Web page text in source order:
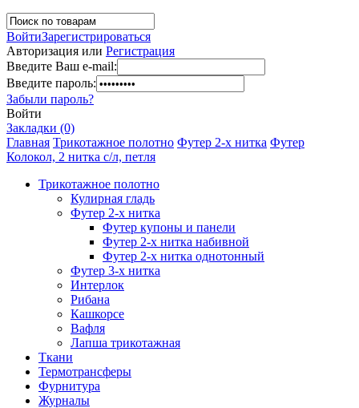
ВойтиЗарегистрироваться
Авторизация или Регистрация
Введите Ваш e-mail:
Введите пароль:
Забыли пароль?
Войти
Закладки (0)
Главная Трикотажное полотно Футер 2-х нитка Футер
Колокол, 2 нитка с/л, петля
Трикотажное полотно
Кулирная гладь
Футер 2-х нитка
Футер купоны и панели
Футер 2-х нитка набивной
Футер 2-х нитка однотонный
Футер 3-х нитка
Интерлок
Рибана
Кашкорсе
Вафля
Лапша трикотажная
Ткани
Термотрансферы
Фурнитура
Журналы